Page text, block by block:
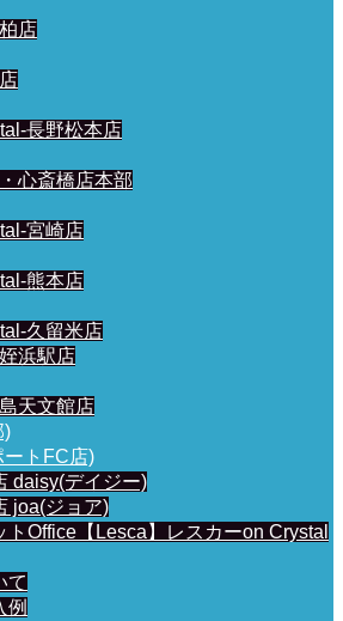
店
長野松本店
心斎橋店本部
宮崎店
熊本店
久留米店
浜駅店
天文館店
)
ートFC店)
daisy(デイジー)
joa(ジョア)
トOffice【Lesca】レスカーon Crystal
て
例